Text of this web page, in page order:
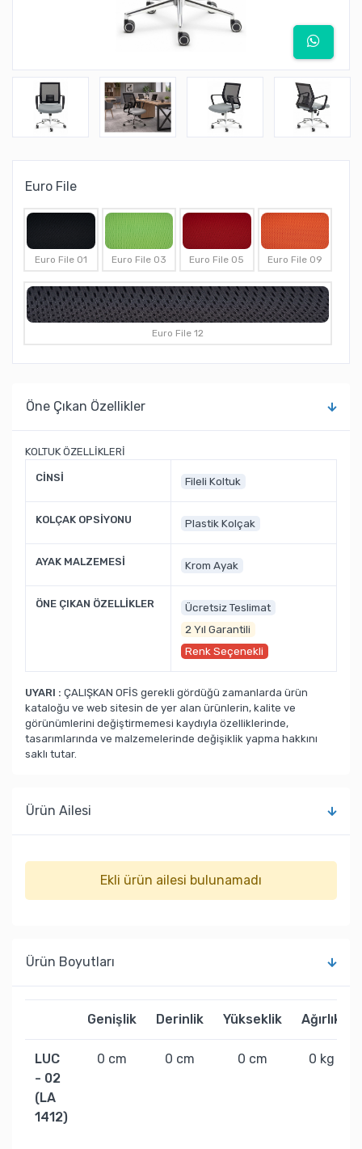
Euro File
Euro File 01 Euro File 03 Euro File 05 Euro File 09
Euro File 12
Öne Çıkan Özellikler
KOLTUK ÖZELLİKLERİ
CİNSİ Fileli Koltuk
KOLÇAK OPSİYONU Plastik Kolçak
AYAK MALZEMESİ Krom Ayak
ÖNE ÇIKAN ÖZELLİKLER
Ücretsiz Teslimat
2 Yıl Garantili
Renk Seçenekli
UYARI : ÇALIŞKAN OFİS gerekli gördüğü zamanlarda ürün
kataloğu ve web sitesin de yer alan ürünlerin, kalite ve
görünümlerini değiştirmemesi kaydıyla özelliklerinde,
tasarımlarında ve malzemelerinde değişiklik yapma hakkını
saklı tutar.
Ürün Ailesi
Ekli ürün ailesi bulunamadı
Ürün Boyutları
Genişlik Derinlik Yükseklik Ağırlık
LUC
- 02
(LA
1412)
0 cm 0 cm 0 cm 0 kg